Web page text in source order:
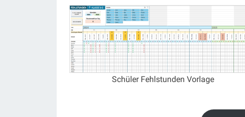
Schüler Fehlstunden Vorlage